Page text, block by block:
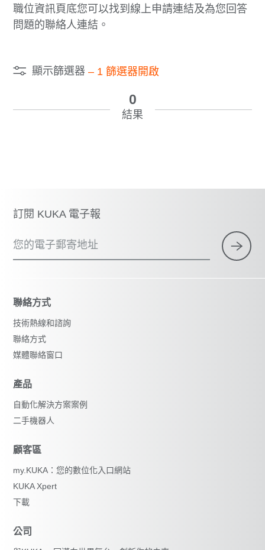
職位資訊頁底您可以找到線上申請連結及為您回答
問題的聯絡人連結。
顯示篩選器 – 1 篩選器開啟
×
重設篩選器
0
結果
訂閱 KUKA 電子報
您的電子郵寄地址
聯絡方式
技術熱線和諮詢
聯絡方式
媒體聯絡窗口
產品
自動化解決方案案例
二手機器人
顧客區
my.KUKA：您的數位化入口網站
KUKA Xpert
下載
公司